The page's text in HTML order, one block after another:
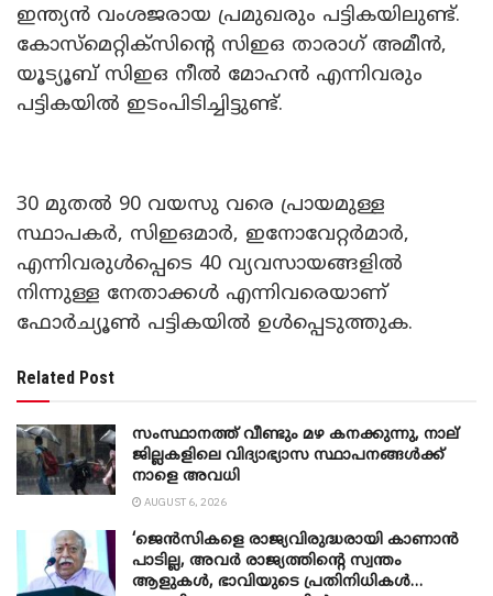
ഇന്ത്യൻ വംശജരായ പ്രമുഖരും പട്ടികയിലുണ്ട്.
കോസ്‌മെറ്റിക്‌സിൻ്റെ സിഇഒ താരാഗ് അമീൻ,
യൂട്യൂബ് സിഇഒ നീൽ മോഹൻ എന്നിവരും
പട്ടികയിൽ ഇടംപിടിച്ചിട്ടുണ്ട്.
30 മുതൽ 90 വയസു വരെ പ്രായമുള്ള
സ്ഥാപകർ, സിഇഒമാർ, ഇനോവേറ്റർമാർ,
എന്നിവരുൾപ്പെടെ 40 വ്യവസായങ്ങളിൽ
നിന്നുള്ള നേതാക്കൾ എന്നിവരെയാണ്
ഫോർച്യൂൺ പട്ടികയിൽ ഉൾപ്പെടുത്തുക. ‌
Related Post
സംസ്ഥാനത്ത് വീണ്ടും മഴ കനക്കുന്നു, നാല്
ജില്ലകളിലെ വിദ്യാഭ്യാസ സ്ഥാപനങ്ങൾക്ക്
നാളെ അവധി
AUGUST 6, 2026
‘ജെൻസികളെ രാജ്യവിരുദ്ധരായി കാണാൻ
പാടില്ല, അവർ രാജ്യത്തിന്റെ സ്വന്തം
ആളുകൾ, ഭാവിയുടെ പ്രതിനിധികൾ…